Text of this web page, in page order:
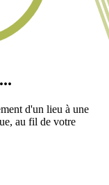
d'un lieu à une
au fil de votre